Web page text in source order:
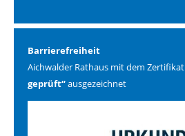
Barrierefreiheit
Aichwalder Rathaus mit dem Zertifikat
geprüft“ausgezeichnet